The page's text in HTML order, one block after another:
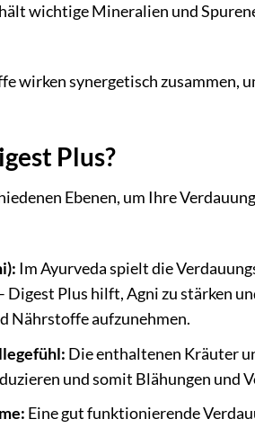
wichtige Mineralien und
wirken synergetisch zusammen,
Plus?
Ebenen, um Ihre
Im Ayurveda spielt die
Plus hilft, Agni zu stärken
Nährstoffe aufzunehmen.
Die enthaltenen Kräuter
und somit Blähungen und
Eine gut funktionierende